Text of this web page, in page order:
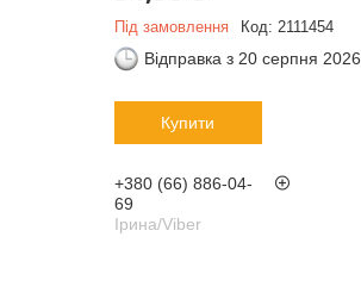
Під замовлення Код: 2111454
Відправка з 20 серпня 2026
Купити
+380 (66) 886-04-
69
Ірина/Viber